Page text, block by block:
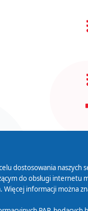
Cyfryzacja DAB+
dostosowania
do obsługi
informacji można